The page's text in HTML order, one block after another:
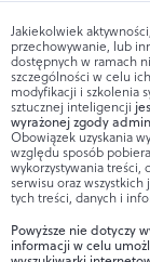
Jakiekolwiek
przechowywanie, lub
dostępnych w ramach
szczególności w celu
modyfikacji i szkolenia
sztucznej inteligencji
wyrażonej zgody
Obowiązek uzyskania
względu sposób
wykorzystywania
serwisu oraz
tych treści, danych i
Powyższe nie dotyczy
informacji w celu